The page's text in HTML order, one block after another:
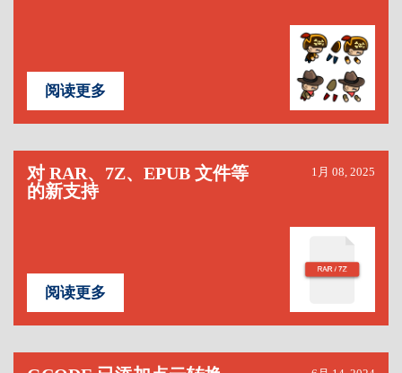
阅读更多
对 RAR、7Z、EPUB 文件等
的新支持
1月 08, 2025
阅读更多